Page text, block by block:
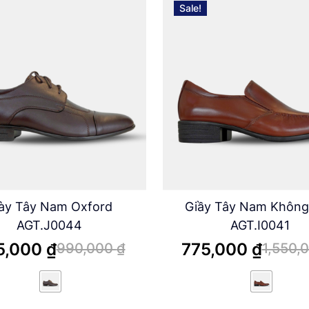
Tây Nam Oxford
AGT.J0044
₫990,000₫
Sale!
Giầy Tây Nam
AGT.I0041
775,000 ₫